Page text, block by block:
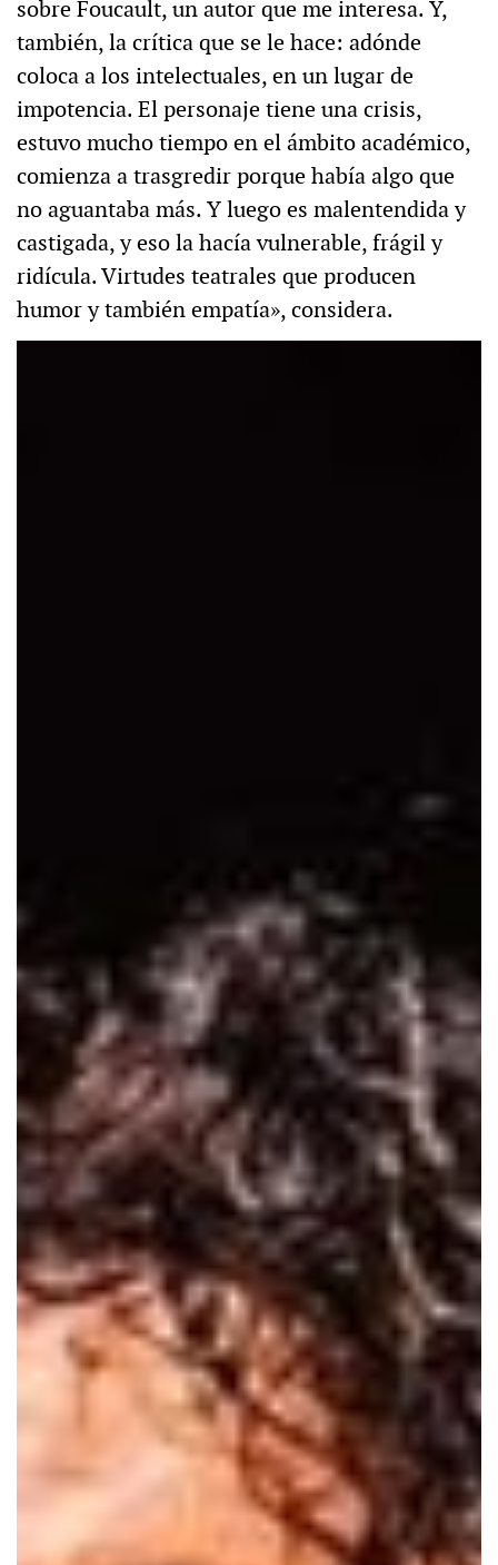
sobre Foucault, un autor que me interesa. Y,
también, la crítica que se le hace: adónde
coloca a los intelectuales, en un lugar de
impotencia. El personaje tiene una crisis,
estuvo mucho tiempo en el ámbito académico,
comienza a trasgredir porque había algo que
no aguantaba más. Y luego es malentendida y
castigada, y eso la hacía vulnerable, frágil y
ridícula. Virtudes teatrales que producen
humor y también empatía», considera.